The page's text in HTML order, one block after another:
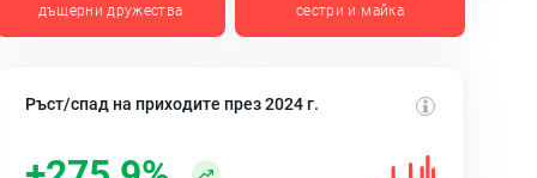
дъщерни дружества сестри и майка
Ръст/спад на приходите през 2024 г.